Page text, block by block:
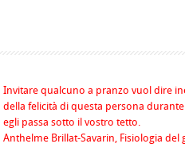
Invitare qualcuno a pranzo vuol dire
della felicità di questa persona
egli passa sotto il vostro tetto.
Anthelme Brillat-Savarin, Fisiologia del